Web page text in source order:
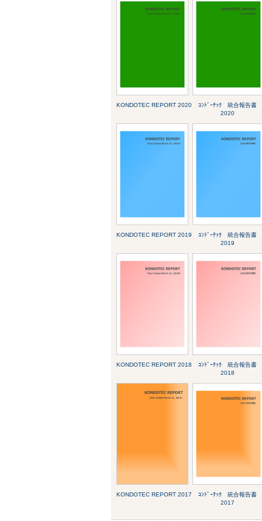
KONDOTEC REPORT 2020
ｺﾝﾄﾞｰﾃｯｸ 統合報告書
2020
KONDOTEC REPORT 2019
ｺﾝﾄﾞｰﾃｯｸ 統合報告書
2019
KONDOTEC REPORT 2018
ｺﾝﾄﾞｰﾃｯｸ 統合報告書
2018
KONDOTEC REPORT 2017
ｺﾝﾄﾞｰﾃｯｸ 統合報告書
2017